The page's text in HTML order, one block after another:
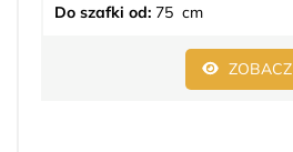
Do szafki od: 75 cm
ZOBACZ